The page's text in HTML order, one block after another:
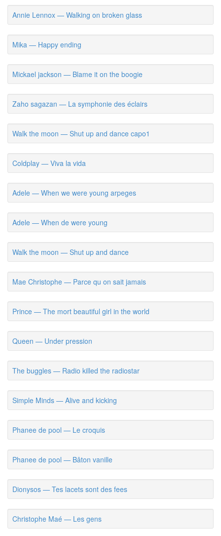
Annie Lennox — Walking on broken glass
Mika — Happy ending
Mickael jackson — Blame it on the boogie
Zaho sagazan — La symphonie des éclairs
Walk the moon — Shut up and dance capo1
Coldplay — Viva la vida
Adele — When we were young arpeges
Adele — When de were young
Walk the moon — Shut up and dance
Mae Christophe — Parce qu on sait jamais
Prince — The mort beautiful girl in the world
Queen — Under pression
The buggles — Radio killed the radiostar
Simple Minds — Alive and kicking
Phanee de pool — Le croquis
Phanee de pool — Bâton vanille
Dionysos — Tes lacets sont des fees
Christophe Maé — Les gens